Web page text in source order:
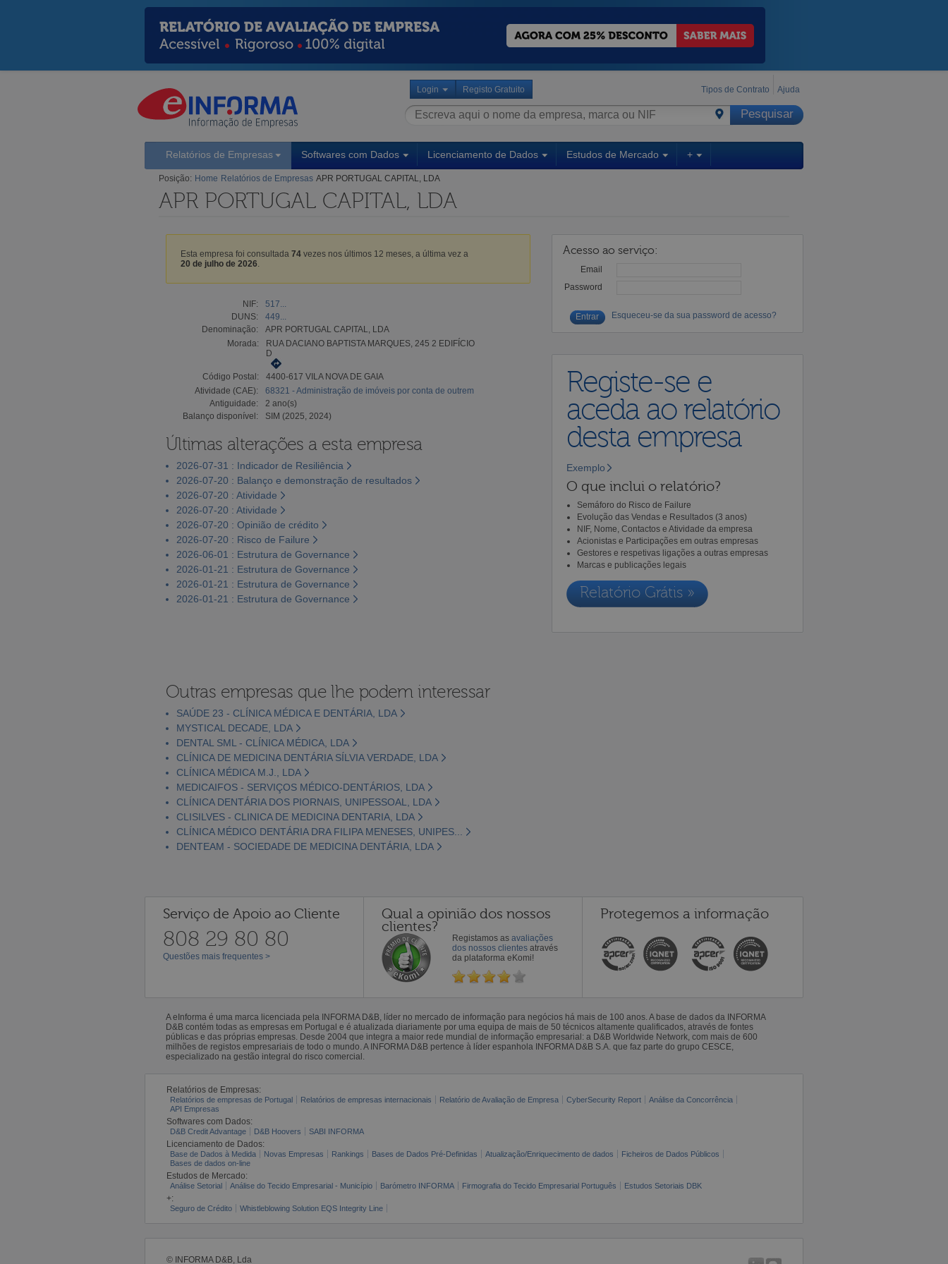
Login Registo Gratuito Tipos de Contrato Ajuda
Relatórios de Empresas Softwares com Dados Licenciamento de Dados Estudos de Mercado +
Posição: Home Relatórios de Empresas APR PORTUGAL CAPITAL, LDA
APR PORTUGAL CAPITAL, LDA
Esta empresa foi consultada 74 vezes nos últimos 12 meses, a última vez a
20 de julho de 2026
NIF:
517...
DUNS:
449...
Denominação:
APR PORTUGAL CAPITAL, LDA
Morada:
RUA DACIANO BAPTISTA MARQUES, 245 2 EDIFÍCIO
D
Código Postal:
4400-617 VILA NOVA DE GAIA
Atividade (CAE):
68321 - Administração de imóveis por conta de outrem
Antiguidade:
2 ano(s)
Balanço disponível:
SIM (2025, 2024)
Últimas alterações a esta empresa
2026-07-31 : Indicador de Resiliência
2026-07-20 : Balanço e demonstração de resultados
2026-07-20 : Atividade
2026-07-20 : Atividade
2026-07-20 : Opinião de crédito
2026-07-20 : Risco de Failure
2026-06-01 : Estrutura de Governance
2026-01-21 : Estrutura de Governance
2026-01-21 : Estrutura de Governance
2026-01-21 : Estrutura de Governance
Acesso ao serviço:
Email
Password
Esqueceu-se da sua password de acesso?
Registe-se e
aceda ao relatório
desta empresa
Exemplo
O que inclui o relatório?
Semáforo do Risco de Failure
Evolução das Vendas e Resultados (3 anos)
NIF, Nome, Contactos e Atividade da empresa
Acionistas e Participações em outras empresas
Gestores e respetivas ligações a outras empresas
Marcas e publicações legais
Relatório Grátis »
Outras empresas que lhe podem interessar
SAÚDE 23 - CLÍNICA MÉDICA E DENTÁRIA, LDA
MYSTICAL DECADE, LDA
DENTAL SML - CLÍNICA MÉDICA, LDA
CLÍNICA DE MEDICINA DENTÁRIA SÍLVIA VERDADE, LDA
CLÍNICA MÉDICA M.J., LDA
MEDICAIFOS - SERVIÇOS MÉDICO-DENTÁRIOS, LDA
CLÍNICA DENTÁRIA DOS PIORNAIS, UNIPESSOAL, LDA
CLISILVES - CLINICA DE MEDICINA DENTARIA, LDA
CLÍNICA MÉDICO DENTÁRIA DRA FILIPA MENESES, UNIPES...
DENTEAM - SOCIEDADE DE MEDICINA DENTÁRIA, LDA
Serviço de Apoio ao Cliente
808 29 80 80
Questões mais frequentes >
Qual a opinião dos nossos
clientes?
Registamos as avaliações
dos nossos clientes através
da plataforma eKomi!
Protegemos a informação
A eInforma é uma marca licenciada pela INFORMA D&B, líder no mercado de informação para negócios há mais de 100 anos. A base de dados da INFORMA
D&B contém todas as empresas em Portugal e é atualizada diariamente por uma equipa de mais de 50 técnicos altamente qualificados, através de fontes
públicas e das próprias empresas. Desde 2004 que integra a maior rede mundial de informação empresarial: a D&B Worldwide Network, com mais de 600
milhões de registos empresariais de todo o mundo. A INFORMA D&B pertence à líder espanhola INFORMA D&B S.A. que faz parte do grupo CESCE,
especializado na gestão integral do risco comercial.
Relatórios de Empresas:
Relatórios de empresas de Portugal Relatórios de empresas internacionais Relatório de Avaliação de Empresa CyberSecurity Report
Análise da Concorrência
API Empresas
Softwares com Dados:
D&B Credit Advantage D&B Hoovers SABI INFORMA
Licenciamento de Dados:
Base de Dados à Medida Novas Empresas Rankings Bases de Dados Pré-Definidas Atualização/Enriquecimento de dados
Ficheiros de Dados Públicos
Bases de dados on-line
Estudos de Mercado:
Análise Setorial Análise do Tecido Empresarial - Município Barómetro INFORMA Firmografia do Tecido Empresarial Português Estudos Setoriais DBK
+:
Seguro de Crédito Whistleblowing Solution EQS Integrity Line
© INFORMA D&B, Lda